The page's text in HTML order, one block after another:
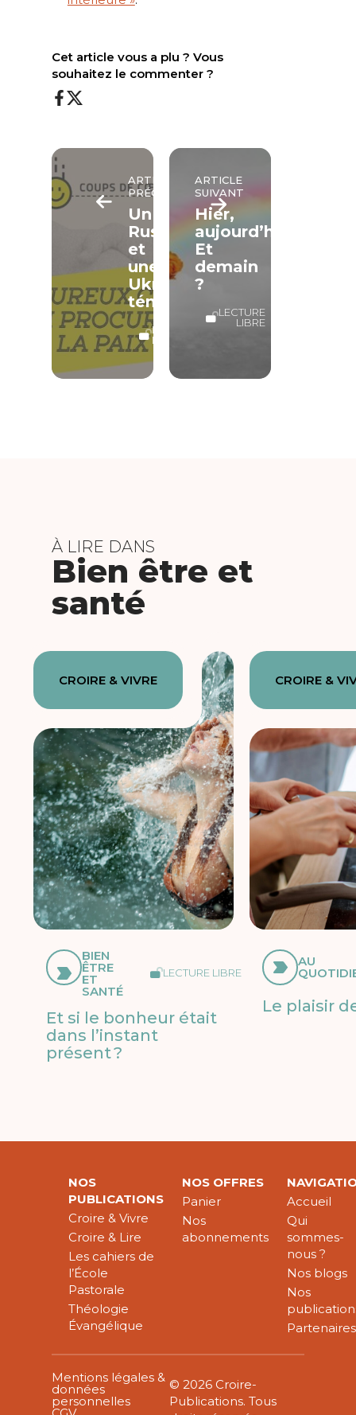
Cet article vous a plu ? Vous
souhaitez le commenter ?
ARTICLE
PRÉCÉDENT
Un
Russe
et
une
Ukrainienne
témoignent
LECTURE
LIBRE
ARTICLE
SUIVANT
Hier,
aujourd’hui…
Et
demain
?
LECTURE
LIBRE
À LIRE DANS
Bien être et
santé
CROIRE & VIVRE
BIEN
ÊTRE
ET
SANTÉ
LECTURE LIBRE
Et si le bonheur était
dans l’instant
présent ?
CROIRE &
AU
Le plaisir
NOS
PUBLICATIONS
Croire & Vivre
Croire & Lire
Les cahiers de
l’École
Pastorale
Théologie
Évangélique
NOS OFFRES
Panier
Nos
abonnements
Accueil
Qui
sommes-
nous ?
Nos blogs
Nos
Partenaires
Mentions légales &
données
personnelles
© 2026 Croire-
Publications. Tous